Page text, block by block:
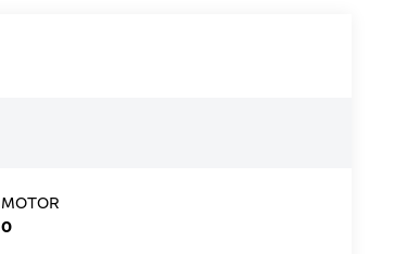
MOTOR
0